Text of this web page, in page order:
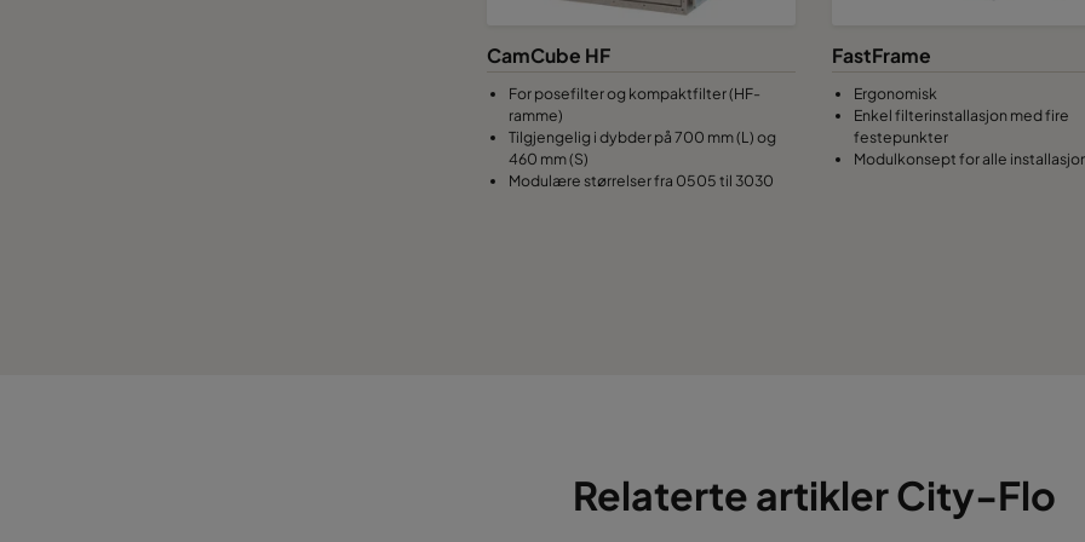
CamCube HF
For posefilter og kompaktfilter (HF-
ramme)
Tilgjengelig i dybder på 700 mm (L) og
460 mm (S)
Modulære størrelser fra 0505 til 3030
FastFrame
Ergonomisk
Enkel filterinstallasjon med fire
festepunkter
Modulkonsept for alle
Relaterte artikler City-Flo